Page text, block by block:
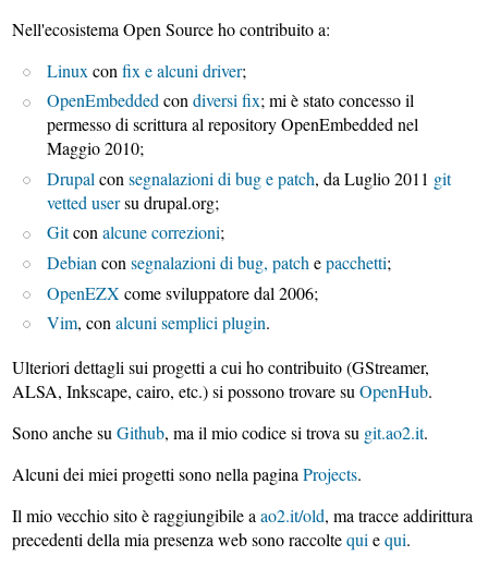
Nell'ecosistema Open Source ho contribuito a:
Linux confix e alcuni driver;
OpenEmbeddedcondiversi fix; mi è stato concesso il
permesso di scrittura al repository OpenEmbedded nel
Maggio 2010;
Drupal consegnalazioni di bug e patch, da Luglio 2011 git
vetted usersu drupal.org;
Gitconalcune correzioni;
Debian consegnalazioni di bug, patch epacchetti;
OpenEZX come sviluppatore dal 2006;
Vim, conalcuni semplici plugin.
Ulteriori dettagli sui progetti a cui ho contribuito (GStreamer,
ALSA, Inkscape, cairo, etc.) si possono trovare suOpenHub.
Sono anche suGithub, ma il mio codice si trova su git.ao2.it.
Alcuni dei miei progetti sono nella paginaProjects.
Il mio vecchio sito è raggiungibile aao2.it/old, ma tracce addirittura
precedenti della mia presenza web sono raccoltequiequi.